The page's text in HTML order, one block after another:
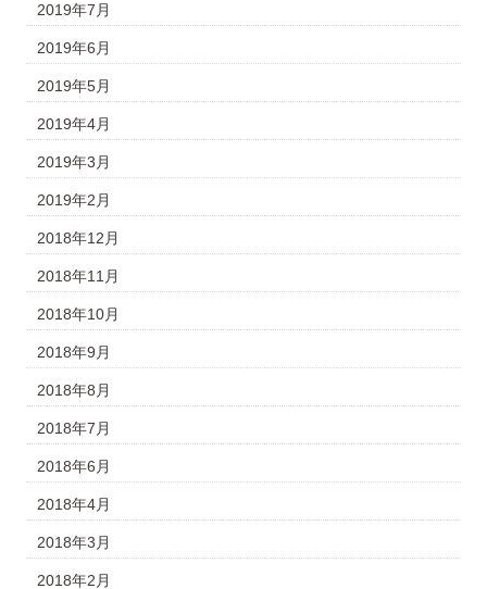
2019年7月
2019年6月
2019年5月
2019年4月
2019年3月
2019年2月
2018年12月
2018年11月
2018年10月
2018年9月
2018年8月
2018年7月
2018年6月
2018年4月
2018年3月
2018年2月